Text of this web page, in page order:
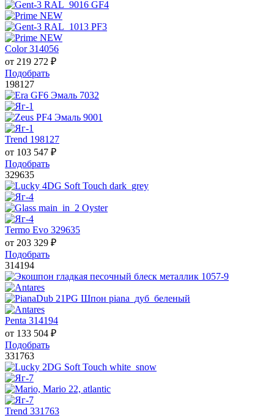
Color 314056
от 219 272 ₽
Подобрать
198127
Trend 198127
от 103 547 ₽
Подобрать
329635
Termo Evo 329635
от 203 329 ₽
Подобрать
314194
Penta 314194
от 133 504 ₽
Подобрать
331763
Trend 331763